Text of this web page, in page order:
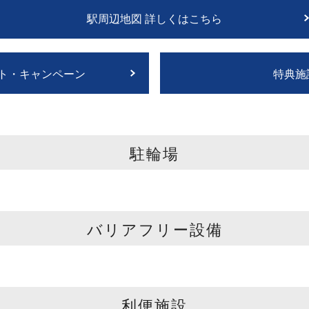
駅周辺地図 詳しくはこちら
・キャンペーン 特典施
駐輪場
バリアフリー設備
利便施設